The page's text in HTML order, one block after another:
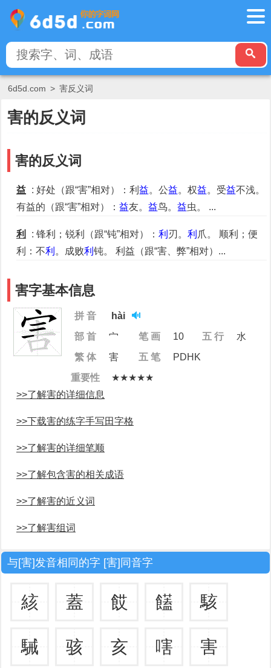
6d5d.com > 害反义词
害的反义词
害的反义词
益 : 好处（跟“害”相对）：利 益。公益。权益。受益不浅。
有益的（跟“害”相对）： 益友。 益鸟。 益虫。 ...
利 : 锋利；锐利（跟“钝”相对）： 利 刃。 利 爪。 顺利；便
利：不利 。成败利 钝。 利益（跟“害、弊”相对）...
害字基本信息
拼 音
hài
部 首
宀 笔 画 10 五 行
水
繁 体
害 五 笔
PDHK
重要性
★★★★★
>>了解害的详细信息
>>下载害的练字手写田字格
>>了解害的详细笔顺
>>了解包含害的相关成语
>>了解害的近义词
>>了解害组词
与[害]发音相同的字 [害]同音字
絯 蓋 餀 饚 駭
駴 骇 亥 嗐 害